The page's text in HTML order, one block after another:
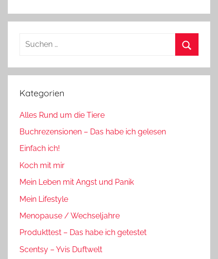
Suchen
Kategorien
Alles Rund um die Tiere
Buchrezensionen – Das habe ich gelesen
Einfach ich!
Koch mit mir
Mein Leben mit Angst und Panik
Mein Lifestyle
Menopause / Wechseljahre
Produkttest – Das habe ich getestet
Scentsy – Yvis Duftwelt